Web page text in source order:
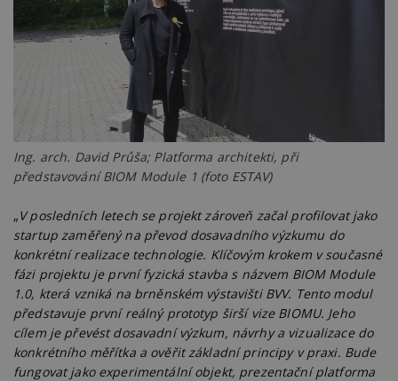
Ing. arch. David Průša; Platforma architekti, při
představování BIOM Module 1 (foto ESTAV)
„V posledních letech se projekt zároveň začal profilovat jako
startup zaměřený na převod dosavadního výzkumu do
konkrétní realizace technologie. Klíčovým krokem v současné
fázi projektu je první fyzická stavba s názvem BIOM Module
1.0, která vzniká na brněnském výstavišti BVV. Tento modul
představuje první reálný prototyp širší vize BIOMU. Jeho
cílem je převést dosavadní výzkum, návrhy a vizualizace do
konkrétního měřítka a ověřit základní principy v praxi. Bude
fungovat jako experimentální objekt, prezentační platforma